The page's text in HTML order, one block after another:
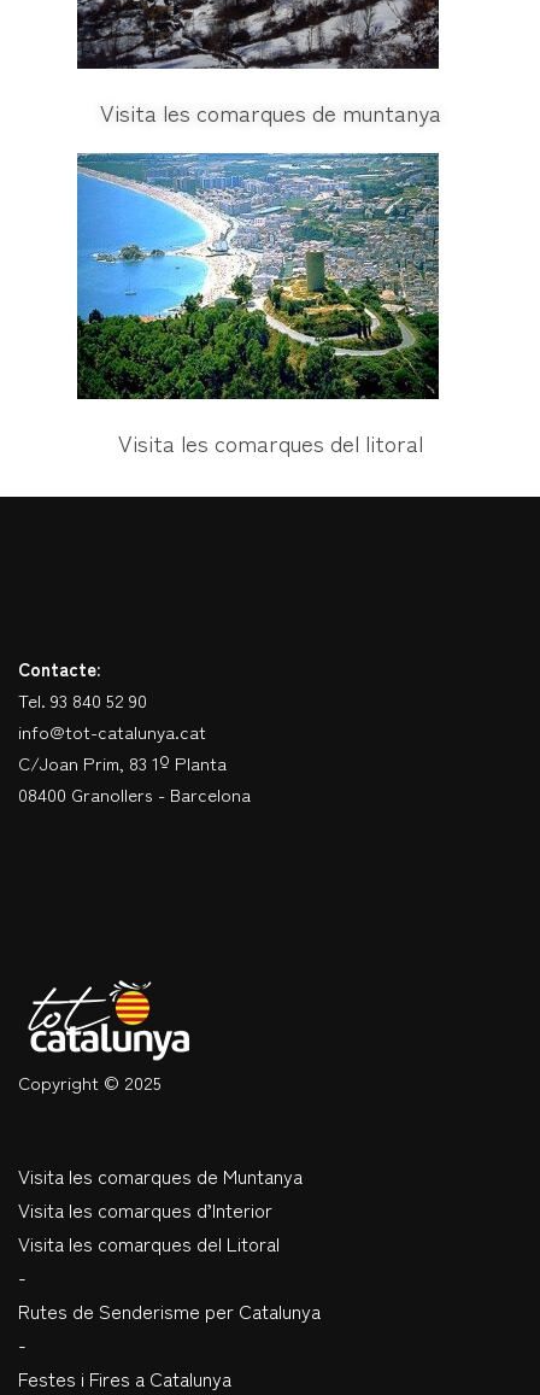
Visita les comarques de muntanya
Visita les comarques del litoral
Contacte:
Tel. 93 840 52 90
info@tot-catalunya.cat
C/Joan Prim, 83 1º Planta
08400 Granollers - Barcelona
Copyright © 2025
Visita les comarques de Muntanya
Visita les comarques d’Interior
Visita les comarques del Litoral
-
Rutes de Senderisme per Catalunya
-
Festes i Fires a Catalunya